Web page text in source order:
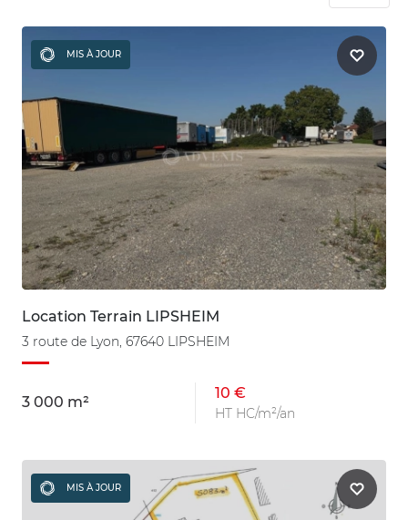
MIS À JOUR
Location Terrain LIPSHEIM
3 route de Lyon, 67640 LIPSHEIM
3 000 m²
10 €
HT HC/m²/an
MIS À JOUR